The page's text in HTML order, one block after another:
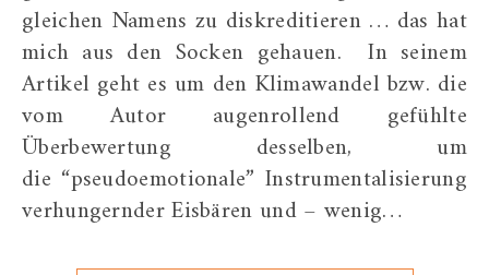
gleichen Namens zu diskreditieren … das hat
mich aus den Socken gehauen. In seinem
Artikel geht es um den Klimawandel bzw. die
vom Autor augenrollend gefühlte
Überbewertung desselben, um
die “pseudoemotionale” Instrumentalisierung
verhungernder Eisbären und – wenig…